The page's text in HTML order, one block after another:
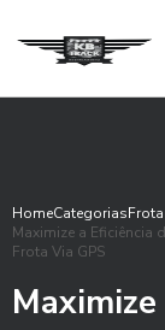
HomeCategoriasFrota
Maximize a Eficiência
Frota Via GPS
Maximize